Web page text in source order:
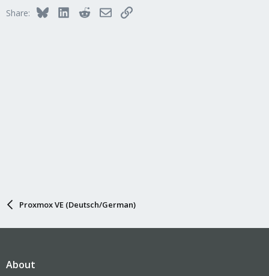
o
Share: BlueskyLinkedInRedditEmailLink
Proxmox VE (Deutsch/German)
About